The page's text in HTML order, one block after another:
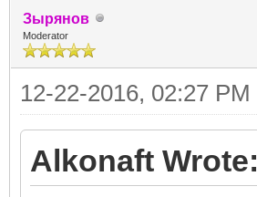
Зырянов
Moderator
12-22-2016, 02:27 PM
Alkonaft Wrote: